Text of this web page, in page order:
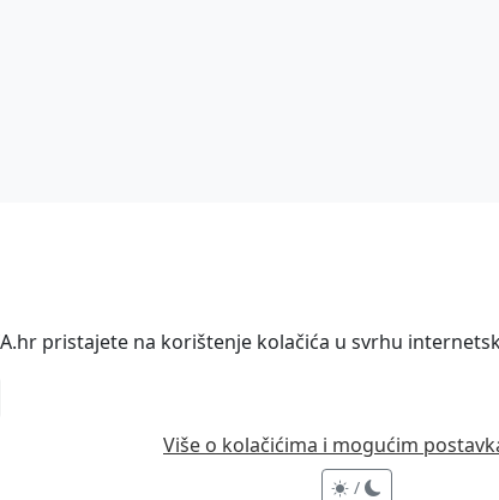
pristajete na korištenje kolačića u svrhu
Više o kolačićima i mogućim
/